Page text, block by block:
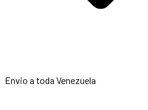
Envio a toda Venezuela